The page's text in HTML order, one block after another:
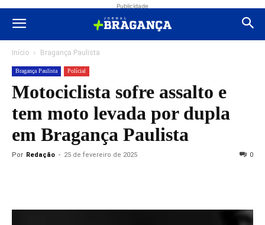
Publicidade
Início Bragança Paulista
Bragança Paulista Polícial
Motociclista sofre assalto e
tem moto levada por dupla
em Bragança Paulista
Por Redação - 25 de fevereiro de 2025 0